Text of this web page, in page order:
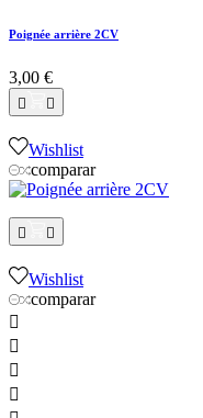
Poignée arrière 2CV
3,00 €
 
Wishlist
comparar
 
Wishlist
comparar



